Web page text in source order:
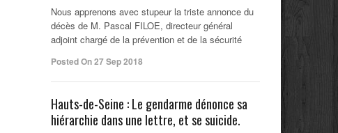
Nous apprenons avec stupeur la triste annonce du
décès de M. Pascal FILOE, directeur général
adjoint chargé de la prévention et de la sécurité
Posted On 27 Sep 2018
Hauts-de-Seine : Le gendarme dénonce sa
hiérarchie dans une lettre, et se suicide.